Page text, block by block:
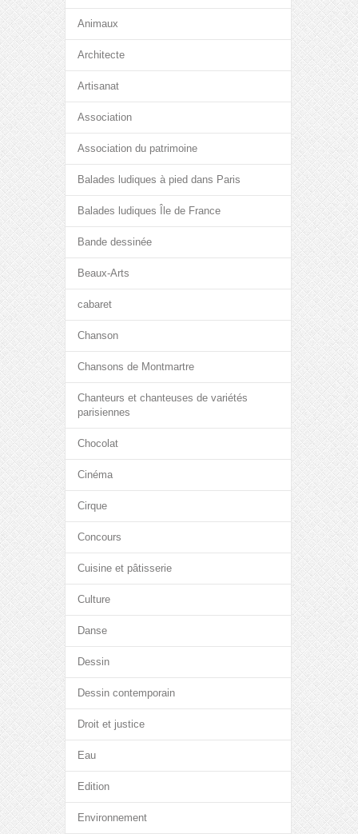
Animaux
Architecte
Artisanat
Association
Association du patrimoine
Balades ludiques à pied dans Paris
Balades ludiques Île de France
Bande dessinée
Beaux-Arts
cabaret
Chanson
Chansons de Montmartre
Chanteurs et chanteuses de variétés
parisiennes
Chocolat
Cinéma
Cirque
Concours
Cuisine et pâtisserie
Culture
Danse
Dessin
Dessin contemporain
Droit et justice
Eau
Edition
Environnement